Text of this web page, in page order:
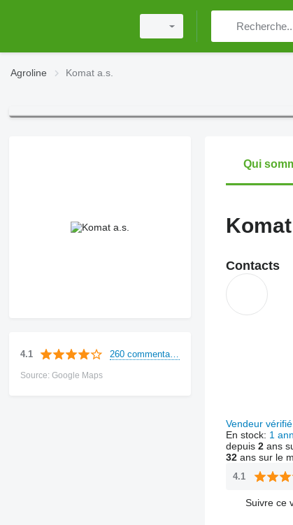
Agroline Komat a.s.
4.1
Source: Google Maps
Qui
Contacts
Vendeur vérifié
En stock: 1
depuis 2ans
32ans sur le
4.1
Suivre ce